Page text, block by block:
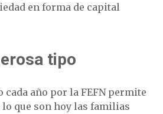
en forma de capital
tipo
cada año por la FEFN permite
que son hoy las familias